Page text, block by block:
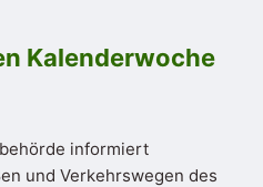
Kalenderwoche
informiert
und Verkehrswegen des